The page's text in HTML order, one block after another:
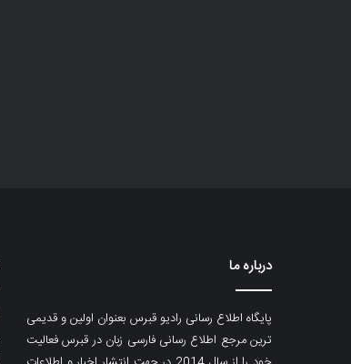
درباره ما
پایگاه اطلاع رسانی رادیو قبرس بعنوان اولین و قدیمی
ترین مرجع اطلاع رسانی فارسی زبان در قبرس فعالیت